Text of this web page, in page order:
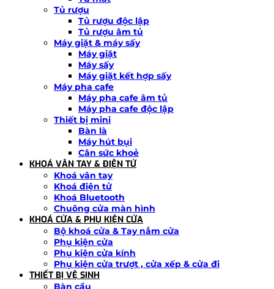
Tủ rượu
Tủ rượu độc lập
Tủ rượu âm tủ
Máy giặt & máy sấy
Máy giặt
Máy sấy
Máy giặt kết hợp sấy
Máy pha cafe
Máy pha cafe âm tủ
Máy pha cafe độc lập
Thiết bị mini
Bàn là
Máy hút bụi
Cân sức khoẻ
KHOÁ VÂN TAY & ĐIỆN TỬ
Khoá vân tay
Khoá điện tử
Khoá Bluetooth
Chuông cửa màn hình
KHOÁ CỬA & PHỤ KIỆN CỬA
Bộ khoá cửa & Tay nắm cửa
Phụ kiện cửa
Phụ kiện cửa kính
Phụ kiện cửa trượt , cửa xếp & cửa đi
THIẾT BỊ VỆ SINH
Bàn cầu